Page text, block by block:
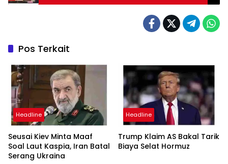
di Polres Pakpak Bharat
Pos Terkait
Headline
Seusai Kiev Minta Maaf
Soal Laut Kaspia, Iran Batal
Serang Ukraina
Headline
Trump Klaim AS Bakal Tarik
Biaya Selat Hormuz